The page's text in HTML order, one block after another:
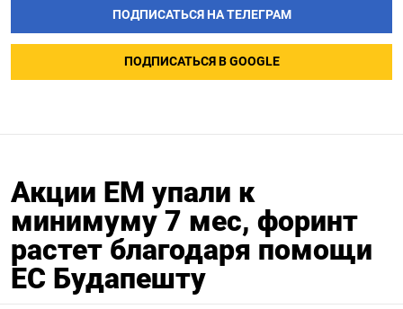
ПОДПИСАТЬСЯ НА ТЕЛЕГРАМ
ПОДПИСАТЬСЯ В GOOGLE
Акции EM упали к
минимуму 7 мес, форинт
растет благодаря помощи
ЕС Будапешту